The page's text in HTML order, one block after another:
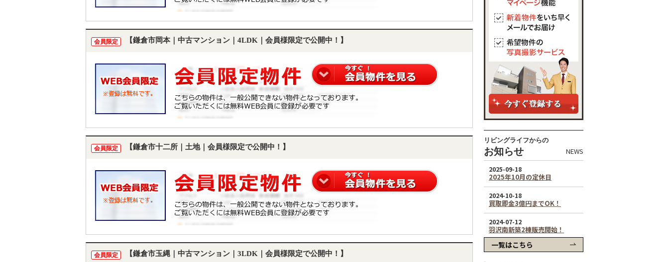
会員限定 【鎌倉市岡本｜中古マンション｜4LDK｜会員様限定で公開中！】
会員限定 【鎌倉市十二所｜土地｜会員様限定で公開中！】
会員限定 【鎌倉市玉縄｜中古マンション｜3LDK｜会員様限定で公開中！】
リビングライフからの
お知らせ NEWS
一覧はこちら